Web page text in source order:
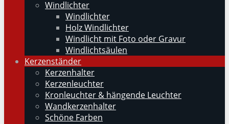
Windlichter
Windlichter
Holz Windlichter
Windlicht mit Foto oder Gravur
Windlichtsäulen
Kerzenständer
Kerzenhalter
Kerzenleuchter
Kronleuchter & hängende Leuchter
Wandkerzenhalter
Schöne Farben